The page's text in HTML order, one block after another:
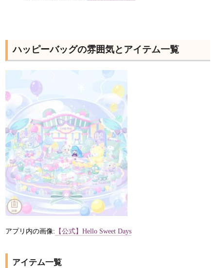
ハッピーバッグの雰囲気とアイテム一覧
アプリ内の画像: 【公式】Hello Sweet Days
アイテム一覧